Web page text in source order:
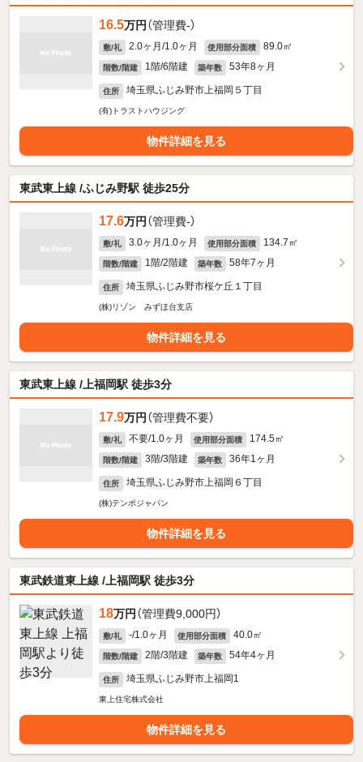
16.5万円 （管理費-）
敷/礼 2.0ヶ月/1.0ヶ月 使用部分面積 89.0㎡
階数/階建 1階/6階建 築年数 53年8ヶ月
住所 埼玉県ふじみ野市上福岡５丁目
(有)トラストハウジング
物件詳細を見る
東武東上線 /ふじみ野駅 徒歩25分
17.6万円 （管理費-）
敷/礼 3.0ヶ月/1.0ヶ月 使用部分面積 134.7㎡
階数/階建 1階/2階建 築年数 58年7ヶ月
住所 埼玉県ふじみ野市桜ケ丘１丁目
(株)リゾン みずほ台支店
物件詳細を見る
東武東上線 /上福岡駅 徒歩3分
17.9万円 （管理費不要）
敷/礼 不要/1.0ヶ月 使用部分面積 174.5㎡
階数/階建 3階/3階建 築年数 36年1ヶ月
住所 埼玉県ふじみ野市上福岡６丁目
(株)テンポジャパン
物件詳細を見る
東武鉄道東上線 /上福岡駅 徒歩3分
18万円 （管理費9,000円）
敷/礼 -/1.0ヶ月 使用部分面積 40.0㎡
階数/階建 2階/3階建 築年数 54年4ヶ月
住所 埼玉県ふじみ野市上福岡1
東上住宅株式会社
物件詳細を見る